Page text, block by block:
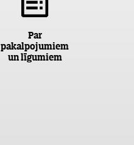
Par
pakalpojumiem
un līgumiem